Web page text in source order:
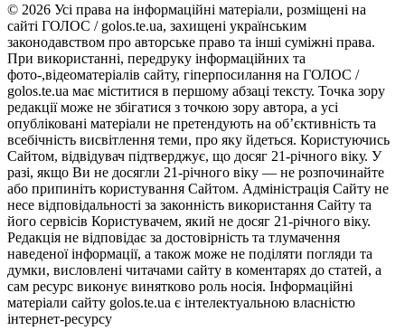
© 2026 Усі права на інформаційні матеріали, розміщені на
сайті ГОЛОС / golos.te.ua, захищені українським
законодавством про авторське право та інші суміжні права.
При використанні, передруку інформаційних та
фото-,відеоматеріалів сайту, гіперпосилання на ГОЛОС /
golos.te.ua має міститися в першому абзаці тексту. Точка зору
редакції може не збігатися з точкою зору автора, а усі
опубліковані матеріали не претендують на об’єктивність та
всебічність висвітлення теми, про яку йдеться. Користуючись
Сайтом, відвідувач підтверджує, що досяг 21-річного віку. У
разі, якщо Ви не досягли 21-річного віку — не розпочинайте
або припиніть користування Сайтом. Адміністрація Сайту не
несе відповідальності за законність використання Сайту та
його сервісів Користувачем, який не досяг 21-річного віку.
Редакція не відповідає за достовірність та тлумачення
наведеної інформації, а також може не поділяти погляди та
думки, висловлені читачами сайту в коментарях до статей, а
сам ресурс виконує винятково роль носія. Інформаційні
матеріали сайту golos.te.ua є інтелектуальною власністю
інтернет-ресурсу